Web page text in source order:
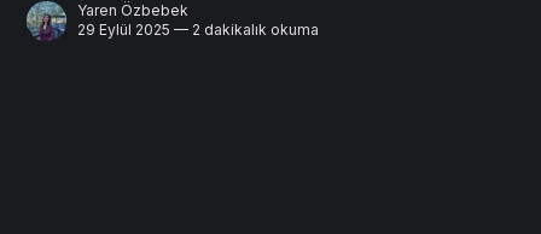
Yaren Özbebek
29 Eylül 2025 — 2 dakikalık okuma